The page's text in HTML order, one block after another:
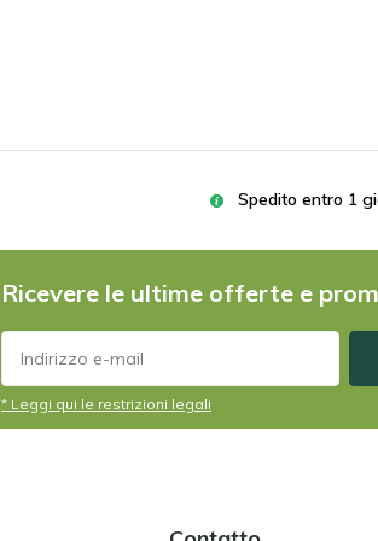
Spedito entro 1
Ricevere le ultime offerte e
* Leggi qui le restrizioni legali